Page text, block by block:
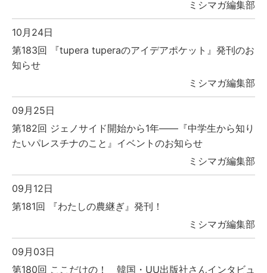
ミシマガ編集部
10月24日
第183回 『tupera tuperaのアイデアポケット』発刊のお
知らせ
ミシマガ編集部
09月25日
第182回 ジェノサイド開始から1年――『中学生から知り
たいパレスチナのこと』イベントのお知らせ
ミシマガ編集部
09月12日
第181回 『わたしの農継ぎ』発刊！
ミシマガ編集部
09月03日
第180回 ここだけの！ 韓国・UU出版社さんインタビュ